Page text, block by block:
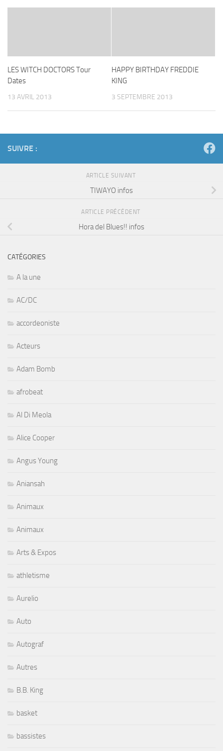
LES WITCH DOCTORS Tour
Dates
13 AVRIL 2013
HAPPY BIRTHDAY FREDDIE
KING
3 SEPTEMBRE 2013
SUIVRE :
ARTICLE SUIVANT
TIWAYO infos
ARTICLE PRÉCÉDENT
Hora del Blues!! infos
CATÉGORIES
A la une
AC/DC
accordeoniste
Acteurs
Adam Bomb
afrobeat
Al Di Meola
Alice Cooper
Angus Young
Aniansah
Animaux
Animaux
Arts & Expos
athletisme
Aurelio
Auto
Autograf
Autres
B.B. King
basket
bassistes